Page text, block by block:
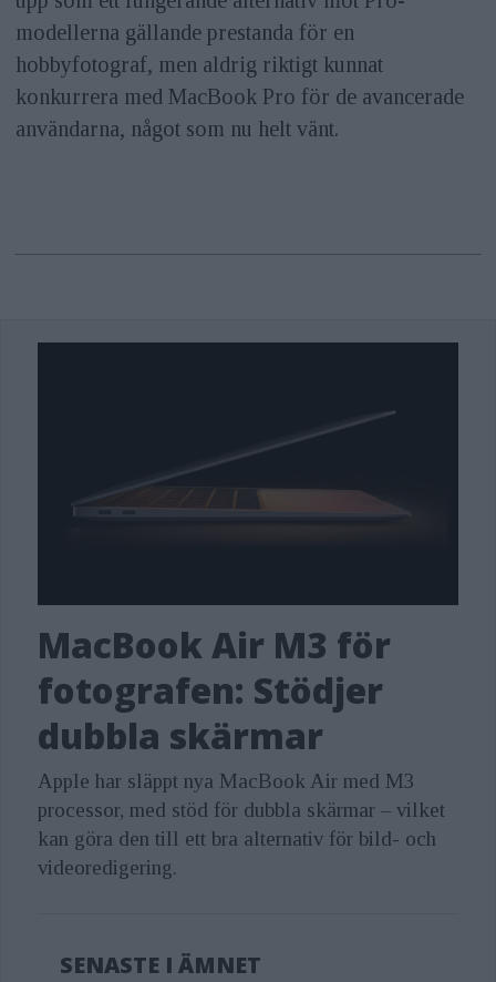
modellerna gällande prestanda för en
hobbyfotograf, men aldrig riktigt kunnat
konkurrera med MacBook Pro för de avancerade
användarna, något som nu helt vänt.
MacBook Air M3 för
fotografen: Stödjer
dubbla skärmar
Apple har släppt nya MacBook Air med M3
processor, med stöd för dubbla skärmar – vilket
kan göra den till ett bra alternativ för bild- och
videoredigering.
SENASTE I ÄMNET